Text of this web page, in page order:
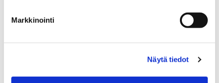
Markkinointi
Näytä tiedot
Kehittämishankkeet